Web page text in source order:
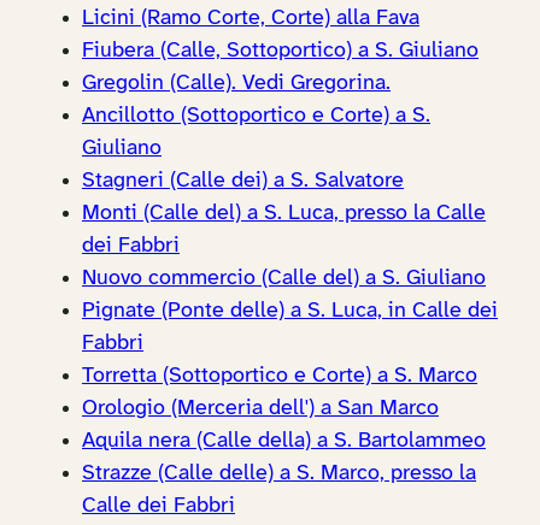
Licini (Ramo Corte, Corte) alla Fava
Fiubera (Calle, Sottoportico) a S. Giuliano
Gregolin (Calle). Vedi Gregorina.
Ancillotto (Sottoportico e Corte) a S.
Giuliano
Stagneri (Calle dei) a S. Salvatore
Monti (Calle del) a S. Luca, presso la Calle
dei Fabbri
Nuovo commercio (Calle del) a S. Giuliano
Pignate (Ponte delle) a S. Luca, in Calle dei
Fabbri
Torretta (Sottoportico e Corte) a S. Marco
Orologio (Merceria dell') a San Marco
Aquila nera (Calle della) a S. Bartolammeo
Strazze (Calle delle) a S. Marco, presso la
Calle dei Fabbri